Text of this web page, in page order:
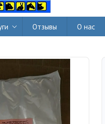
Отзывы О нас